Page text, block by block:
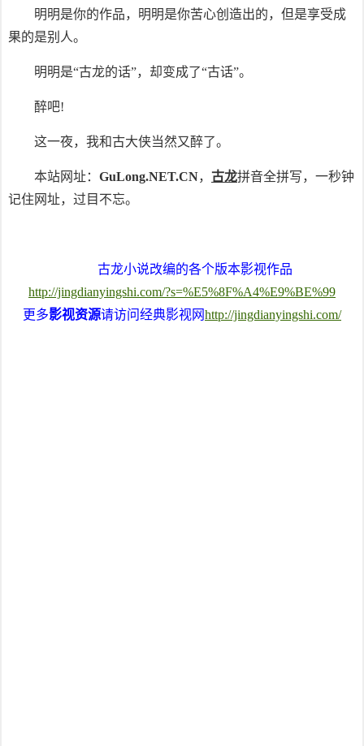
明明是你的作品，明明是你苦心创造出的，但是享受成
果的是别人。
明明是“古龙的话”，却变成了“古话”。
醉吧!
这一夜，我和古大侠当然又醉了。
本站网址： GuLong.NET.CN， 古龙拼音全拼写，一秒钟
记住网址，过目不忘。
古龙小说改编的各个版本影视作品
http://jingdianyingshi.com/?s=%E5%8F%A4%E9%BE%99
更多影视资源请访问经典影视网http://jingdianyingshi.com/